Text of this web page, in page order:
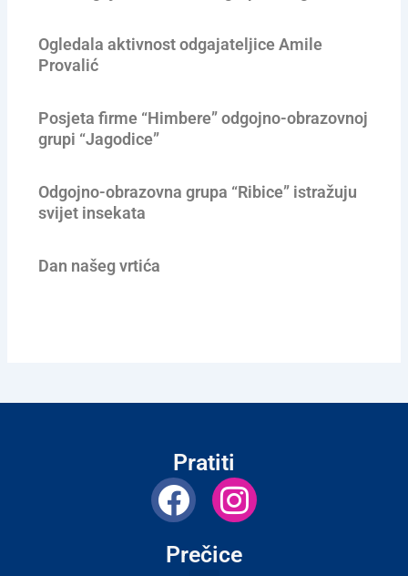
Ogledala aktivnost odgajateljice Amile
Provalić
Posjeta firme “Himbere” odgojno-obrazovnoj
grupi “Jagodice”
Odgojno-obrazovna grupa “Ribice” istražuju
svijet insekata
Dan našeg vrtića
Pratiti
F
a
c
I
n
s
Prečice